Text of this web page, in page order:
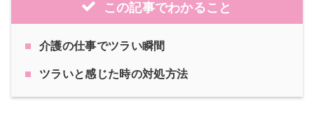
この記事でわかること
介護の仕事でツラい瞬間
ツラいと感じた時の対処方法